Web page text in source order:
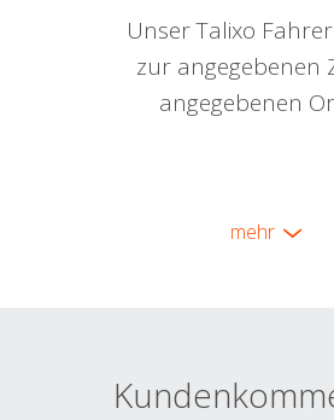
Unser Talixo
zur angegebenen
angegebenen
mehr